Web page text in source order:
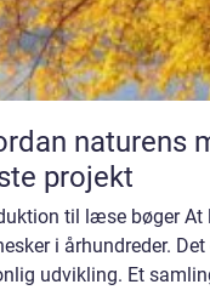
naturens
projekt
til læse bøger At
i århundreder.
udvikling. Et